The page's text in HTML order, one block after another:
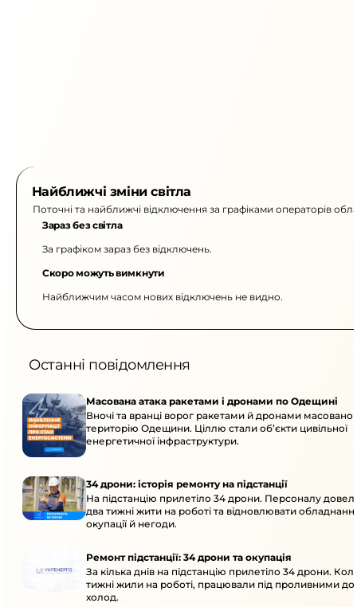
Найближчі зміни світла
Поточні та найближчі відключення за графіками операторів
Зараз без світла
За графіком зараз без відключень.
Скоро можуть вимкнути
Найближчим часом нових відключень не видно.
Останні повідомлення
Масована атака ракетами і дронами по Одещині
Вночі та вранці ворог ракетами й дронами масовано
територію Одещини. Ціллю стали об’єкти цивільної
енергетичної інфраструктури.
34 дрони: історія ремонту на підстанції
На підстанцію прилетіло 34 дрони. Персоналу
два тижні жити на роботі та відновлювати
окупації й негоди.
Ремонт підстанції: 34 дрони та окупація
За кілька днів на підстанцію прилетіло 34 дрони.
тижні жили на роботі, працювали під проливними
холод.